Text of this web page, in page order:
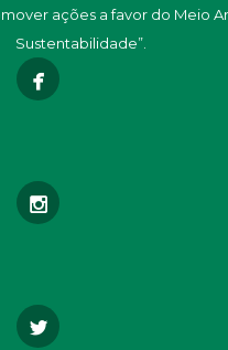
ações a favor do Meio
Sustentabilidade”.